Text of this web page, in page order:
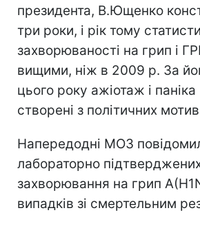
президента, В.Ющенко
три роки, і рік тому
захворюваності на грип і
вищими, ніж в 2009 р. За
цього року ажіотаж і
створені з політичних
Напередодні МОЗ
лабораторно
захворювання на грип
випадків зі смертельним